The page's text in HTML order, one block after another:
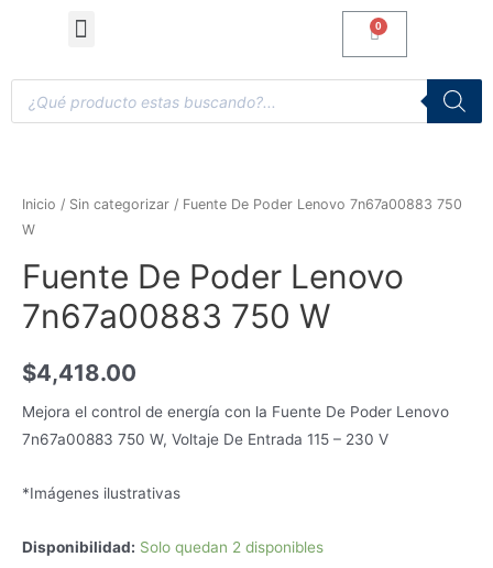
Inicio / Sin categorizar / Fuente De Poder Lenovo 7n67a00883 750
W
Fuente De Poder Lenovo
7n67a00883 750 W
$4,418.00
Mejora el control de energía con la Fuente De Poder Lenovo
7n67a00883 750 W, Voltaje De Entrada 115 – 230 V
*Imágenes ilustrativas
Disponibilidad: Solo quedan 2 disponibles